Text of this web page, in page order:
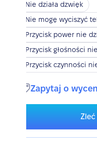
Nie działa dzwięk
Nie mogę wyciszyć
Przycisk power nie
Przycisk głośności
Przycisk czynności
Zapytaj o